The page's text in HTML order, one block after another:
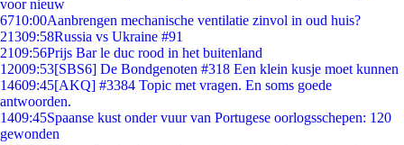
voor nieuw
6710:00Aanbrengen mechanische ventilatie zinvol in oud huis?
21309:58Russia vs Ukraine #91
2109:56Prijs Bar le duc rood in het buitenland
12009:53[SBS6] De Bondgenoten #318 Een klein kusje moet kunnen
14609:45[AKQ] #3384 Topic met vragen. En soms goede
antwoorden.
1409:45Spaanse kust onder vuur van Portugese oorlogsschepen: 120
gewonden